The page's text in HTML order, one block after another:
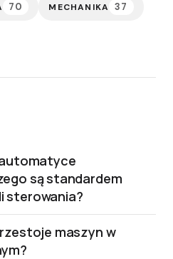
70 MECHANIKA 37
są standardem
sterowania?
maszyn w